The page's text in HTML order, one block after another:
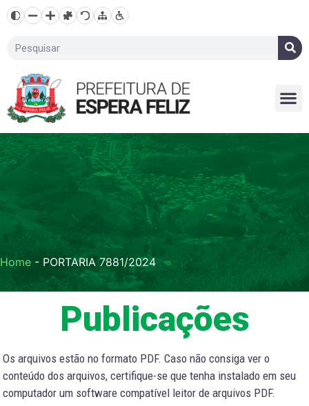
Home - PORTARIA 7881/2024
Publicações
Os arquivos estão no formato PDF. Caso não consiga ver o
conteúdo dos arquivos, certifique-se que tenha instalado em seu
computador um software compatível leitor de arquivos PDF.